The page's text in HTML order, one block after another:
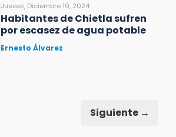
Jueves, Diciembre 19, 2024
Habitantes de Chietla sufren
por escasez de agua potable
Ernesto Álvarez
Siguiente →